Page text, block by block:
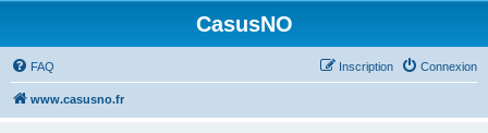
CasusNO
FAQ Connexion
Inscription
www.casusno.fr